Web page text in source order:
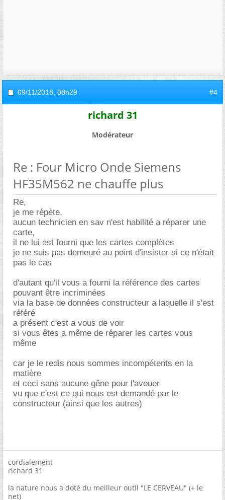
09/11/2018, 08h29 #4
richard 31
Modérateur
Re : Four Micro Onde Siemens
HF35M562 ne chauffe plus
Re,
je me répète,
aucun technicien en sav n'est habilité a réparer une
carte,
il ne lui est fourni que les cartes complètes
je ne suis pas demeuré au point d'insister si ce n'était
pas le cas
d'autant qu'il vous a fourni la référence des cartes
pouvant être incriminées
via la base de données constructeur a laquelle il s'est
référé
a présent c'est a vous de voir
si vous êtes a même de réparer les cartes vous
même
car je le redis nous sommes incompétents en la
matière
et ceci sans aucune gêne pour l'avouer
vu que c'est ce qui nous est demandé par le
constructeur (ainsi que les autres)
cordialement
richard 31
la nature nous a doté du meilleur outil "LE CERVEAU" (+ le
net)